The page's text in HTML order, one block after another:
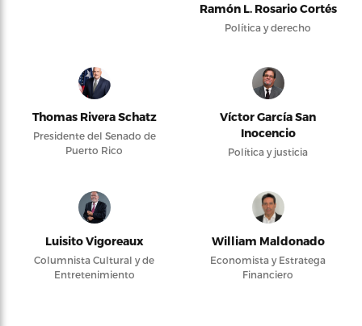
Ramón L. Rosario Cortés
Política y derecho
Thomas Rivera Schatz
Presidente del Senado de
Puerto Rico
Víctor García San
Inocencio
Política y justicia
Luisito Vigoreaux
Columnista Cultural y de
Entretenimiento
William Maldonado
Economista y Estratega
Financiero